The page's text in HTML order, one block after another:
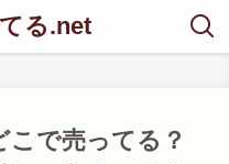
る.net
こで売ってる？